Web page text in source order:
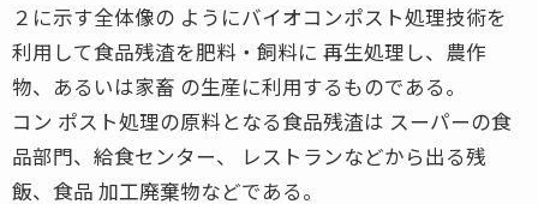
２に示す全体像の ようにバイオコンポスト処理技術を
利用して食品残渣を肥料・飼料に 再生処理し、農作
物、あるいは家畜 の生産に利用するものである。
コン ポスト処理の原料となる食品残渣は スーパーの食
品部門、給食センター、 レストランなどから出る残
飯、食品 加工廃棄物などである。